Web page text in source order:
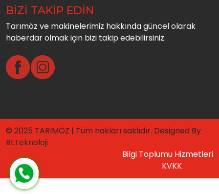
BİZİ TAKİP EDİN
Tarımöz ve makinelerimiz hakkında güncel olarak
haberdar olmak için bizi takip edebilirsiniz.
© 2025 TARIMÖZ | Tüm hakları saklıdır. Designed By
BtTeknoloji
Bilgi Toplumu Hizmetleri
KVKK